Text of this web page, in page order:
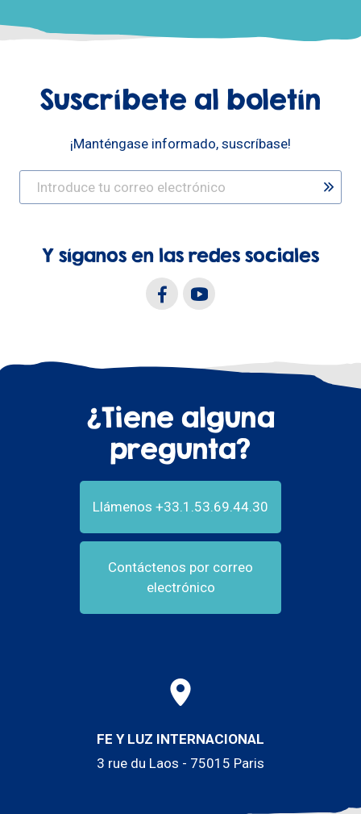
Suscríbete al boletín
¡Manténgase informado, suscríbase!
Y síganos en las redes sociales
¿Tiene alguna
pregunta?
Llámenos +33.1.53.69.44.30
Contáctenos por correo
electrónico
FE Y LUZ INTERNACIONAL
3 rue du Laos - 75015 Paris